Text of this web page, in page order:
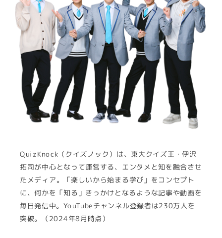
QuizKnock（クイズノック）は、東大クイズ王・伊沢
拓司が中心となって運営する、エンタメと知を融合させ
たメディア。「楽しいから始まる学び」をコンセプト
に、何かを「知る」きっかけとなるような記事や動画を
毎日発信中。YouTubeチャンネル登録者は230万人を
突破。（2024年8月時点）